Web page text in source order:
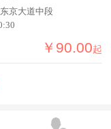
京大道中段
￥90.00起